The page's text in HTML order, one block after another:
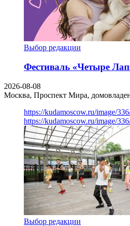
Выбор редакции
Фестиваль «Четыре
2026-08-08
Москва, Проспект Мира,
https://kudamoscow.ru/image/
https://kudamoscow.ru/image/
Выбор редакции